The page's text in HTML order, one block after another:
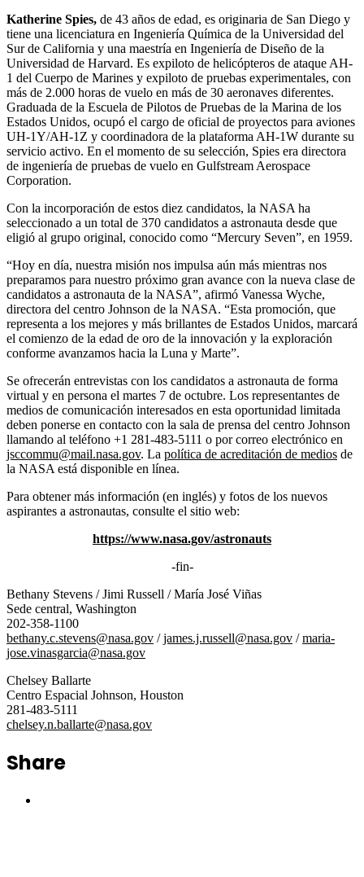
Katherine Spies, de 43 años de edad, es originaria de San Diego y
tiene una licenciatura en Ingeniería Química de la Universidad del
Sur de California y una maestría en Ingeniería de Diseño de la
Universidad de Harvard. Es expiloto de helicópteros de ataque AH-
1 del Cuerpo de Marines y expiloto de pruebas experimentales, con
más de 2.000 horas de vuelo en más de 30 aeronaves diferentes.
Graduada de la Escuela de Pilotos de Pruebas de la Marina de los
Estados Unidos, ocupó el cargo de oficial de proyectos para aviones
UH-1Y/AH-1Z y coordinadora de la plataforma AH-1W durante su
servicio activo. En el momento de su selección, Spies era directora
de ingeniería de pruebas de vuelo en Gulfstream Aerospace
Corporation.
Con la incorporación de estos diez candidatos, la NASA ha
seleccionado a un total de 370 candidatos a astronauta desde que
eligió al grupo original, conocido como “Mercury Seven”, en 1959.
“Hoy en día, nuestra misión nos impulsa aún más mientras nos
preparamos para nuestro próximo gran avance con la nueva clase de
candidatos a astronauta de la NASA”, afirmó Vanessa Wyche,
directora del centro Johnson de la NASA. “Esta promoción, que
representa a los mejores y más brillantes de Estados Unidos, marcará
el comienzo de la edad de oro de la innovación y la exploración
conforme avanzamos hacia la Luna y Marte”.
Se ofrecerán entrevistas con los candidatos a astronauta de forma
virtual y en persona el martes 7 de octubre. Los representantes de
medios de comunicación interesados en esta oportunidad limitada
deben ponerse en contacto con la sala de prensa del centro Johnson
llamando al teléfono +1 281-483-5111 o por correo electrónico en
jsccommu@mail.nasa.gov. La política de acreditación de medios de
la NASA está disponible en línea.
Para obtener más información (en inglés) y fotos de los nuevos
aspirantes a astronautas, consulte el sitio web:
https://www.nasa.gov/astronauts
-fin-
Bethany Stevens / Jimi Russell / María José Viñas
Sede central, Washington
202-358-1100
bethany.c.stevens@nasa.gov /james.j.russell@nasa.gov /maria-
jose.vinasgarcia@nasa.gov
Chelsey Ballarte
Centro Espacial Johnson, Houston
281-483-5111
chelsey.n.ballarte@nasa.gov
Share